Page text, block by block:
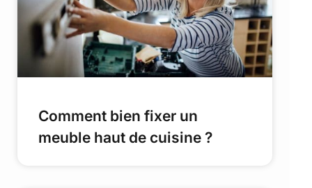
Comment bien fixer un
meuble haut de cuisine ?